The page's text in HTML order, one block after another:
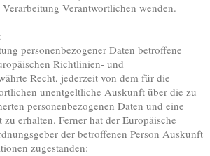
Verantwortlichen wenden.
personenbezogener Daten betroffene
Richtlinien- und
Recht, jederzeit von dem für die
unentgeltliche Auskunft über die zu
personenbezogenen Daten und eine
erhalten. Ferner hat der Europäische
der betroffenen Person Auskunft
zugestanden: